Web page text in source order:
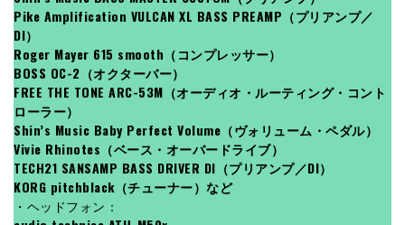
Pike Amplification VULCAN XL BASS PREAMP（プリアンプ／
DI）
Roger Mayer 615 smooth（コンプレッサー）
BOSS OC-2（オクターバー）
FREE THE TONE ARC-53M（オーディオ・ルーティング・コント
ローラー）
Shin’s Music Baby Perfect Volume（ヴォリューム・ペダル）
Vivie Rhinotes（ベース・オーバードライブ）
TECH21 SANSAMP BASS DRIVER DI（プリアンプ／DI）
KORG pitchblack（チューナー）など
・ヘッドフォン：